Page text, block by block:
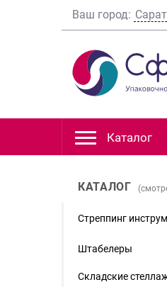
Ваш город:
Каталог
КАТАЛОГ
Стреппинг
Штабелеры
Складские